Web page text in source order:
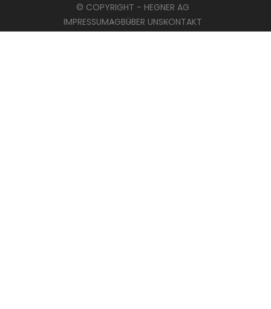
© COPYRIGHT - HEGNER AG
IMPRESSUMAGBÜBER UNSKONTAKT